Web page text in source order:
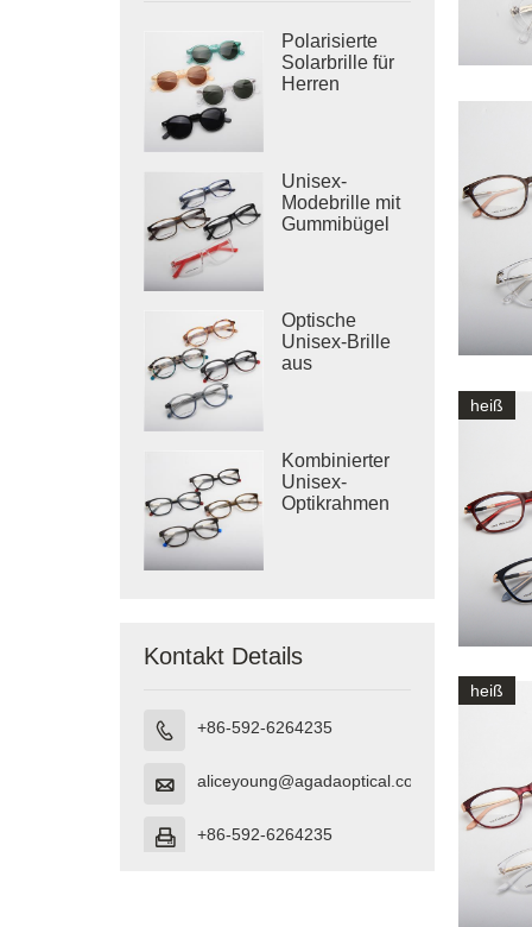
Polarisierte
Solarbrille für
Herren
Unisex-
Modebrille mit
Gummibügel
Optische
Unisex-Brille
aus
Kombinierter
Unisex-
Optikrahmen
Kontakt Details
 +86-592-6264235
 aliceyoung@agadaoptical.com
 +86-592-6264235
heiß
heiß